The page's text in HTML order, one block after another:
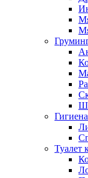
Туалет